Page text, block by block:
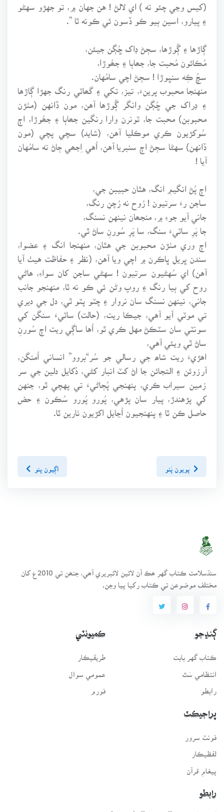
(کيس وڃي چئو ته ) اي لالڻ ! هن جهان ۾، تو جهڙو سهڻو
۽ پيارو، اسين ٻيو ڪو ڏسون ئي ڪونه ٿا ”.
ڳاڙها ۽ ڳُوڙها، سڄڻ ڊاک ڇُڳن جيئن،
مُڪائون مُحبت جا، جھاٻا ۽ جھُوڙا،
سچُ ڪِه سنڀوڙا ! سڄڻ اچي سامُهان.
منهنجا محبوب پرينءَ، تيز، تکي ۽ گھاٽي رنگ جهڙا ڳاڙها
۽ ڊراک جي ڇُڳن وانگر ڳُوڙها آهن، مون ڏانهن (مٺڙن
محبوبن) محبت جا، ٽونرن وارا رنگين جھاٻا ۽ جھُوڙا، اڄ
سُوکڙيون ڪري موڪليا آهن، (شايد) سچي پچي (مون
ڏانهن) سهڻا سڄڻ اڄ سنبريا آهن، اُهي اِجھي ڄاڻ ته سامُهان
آيا !
اڄ پُڻ انگيمِ انگ، هٿان حبيبن جي،
ساجن رءَ سرتيون ! رُوح نه رُچنِ رنگ،
جاني آيو جوءِ ۾، منجھان نينهن نسنگ،
جا پَرِ ساٽيءَ سنگ، سا پَرِ سُورنِ ساڻ ٿي.
اڄ وري مٺڙن محبوبن جي هٿان، منهنجا انگ ۽ عضوا،
سندن ڀريل ڀاڪرن ۾ اچي ويا آهن، (نظر ۽ حفاظت هيٺ آيا
آهن) اي سُهڻيون سرتيون ! سهڻي ساجن کان سواءِ، هاڻي
روح کي ٻيا رنگ ۽ روپ وڻن ئي ڪو نه ٿا، منهنجو جانب
جاني، نينهن نسنگ سان نروار ۽ چٽو پٽو ٿي، دل جي ديري
تي موٽي آيو آهي، جيڪا ريت، (حالت) ساٽيءَ سنگن کي
سونٽي سان سٽڪڻ مهل ڪري ٿو، اُها ساڳي ريت اڄ سُورنِ
ساڻ ٿي ويئي آهي،
اهڙيءَ ريت شاھ جي رسالي جو سُر“بروو” انساني اُمنگن،
آرزوئن ۽ التجائن جا اڻ کٽ انبار کڻي، دُکايل دلين جي سر
زمين سيراب ڪري، پنهنجي پُڄاڻيءَ تي پهچي ٿو، جنهن
کي پڙهندڙ، پيار سان پڙهي، پُورو پُورو سُڪون ۽ حض
حاصل ڪن ٿا ۽ پنهنجيون اُڃايل اکڙيون ٺارين ٿا.
پويون پَنو اڳيون پنو
سنڌسلامت ڪتاب گهر ھڪ آن لائين لائبريري آھي، جنھن تي 2010ع کان
مختلف موضوعن تي ڪتاب رکيا پيا وڃن.
ڳنڍجو
ڪتاب گهر بابت
انتظامي سَٿ
رابطو
ڪميونٽي
طريقيڪار
عمومي سوال
فورم
پراجيڪٽ
لفظيڪار
پيغامِ قرآن
رابطو